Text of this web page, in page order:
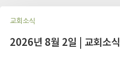
교회소식
2026년 8월 2일 | 교회소식